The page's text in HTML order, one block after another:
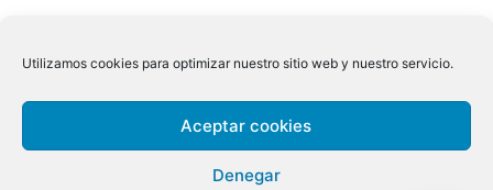
Utilizamos cookies para optimizar nuestro sitio web y nuestro servicio.
Aceptar cookies
Denegar